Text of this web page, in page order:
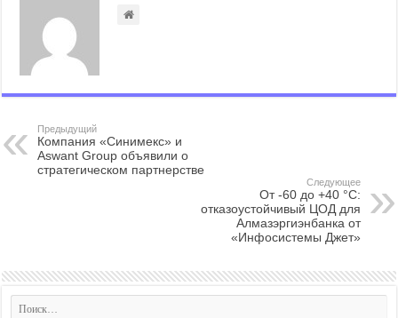
Предыдущий
Компания «Синимекс» и
Aswant Group объявили о
стратегическом партнерстве
Следующее
От -60 до +40 °С:
отказоустойчивый ЦОД для
Алмазэргиэнбанка от
«Инфосистемы Джет»